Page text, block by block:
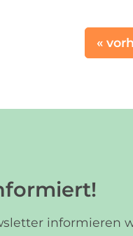
«
informieren